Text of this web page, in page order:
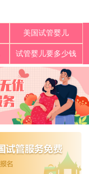
美国试管婴儿
试管婴儿要多少钱